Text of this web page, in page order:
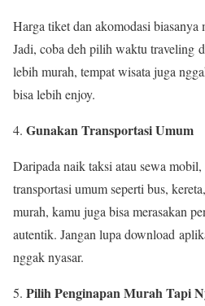
Harga tiket dan akomodasi
Jadi, coba deh pilih waktu traveling
lebih murah, tempat wisata juga
bisa lebih enjoy.
Gunakan Transportasi Umum
Daripada naik taksi atau sewa
transportasi umum seperti bus,
murah, kamu juga bisa merasakan
autentik. Jangan lupa download
nggak nyasar.
Pilih Penginapan Murah Tapi